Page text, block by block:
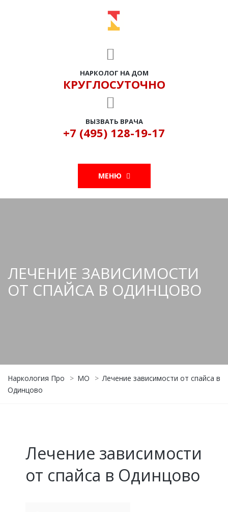
НАРКОЛОГ НА ДОМ
КРУГЛОСУТОЧНО
ВЫЗВАТЬ ВРАЧА
+7 (495) 128-19-17
МЕНЮ
ЛЕЧЕНИЕ ЗАВИСИМОСТИ
ОТ СПАЙСА В ОДИНЦОВО
Наркология Про > МО > Лечение зависимости от спайса в
Одинцово
Лечение зависимости
от спайса в Одинцово